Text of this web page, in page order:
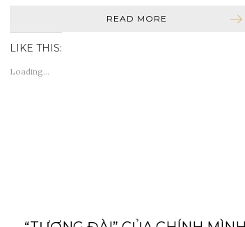
READ MORE
LIKE THIS:
Loading...